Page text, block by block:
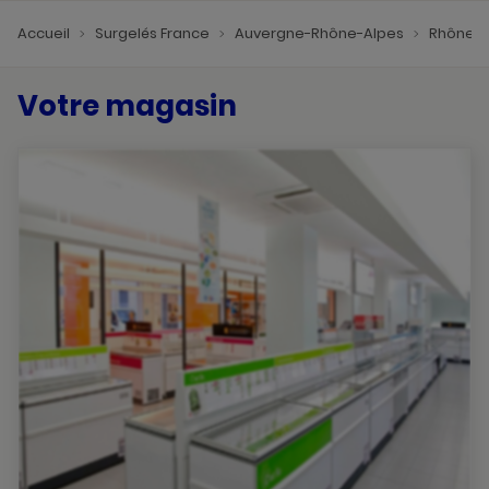
Accueil Surgelés France Auvergne-Rhône-Alpes Rhône
Votre magasin